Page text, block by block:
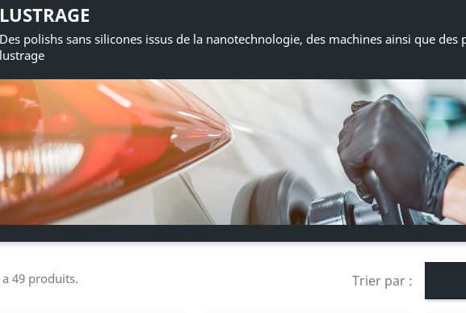
LUSTRAGE
Des polishs sans silicones issus de la nanotechnologie, des machines ainsi que
lustrage
49 produits. Trier par :